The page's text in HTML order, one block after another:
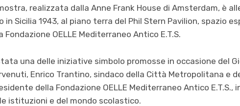
realizzata dalla Anne Frank House di Amsterdam, è
in Sicilia 1943, al piano terra del Phil Stern Pavilion, spazio
OELLE Mediterraneo Antico E.T.S.
una delle iniziative simbolo promosse in occasione del
Enrico Trantino, sindaco della Città Metropolitana e
della Fondazione OELLE Mediterraneo Antico E.T.S.,
istituzioni e del mondo scolastico.